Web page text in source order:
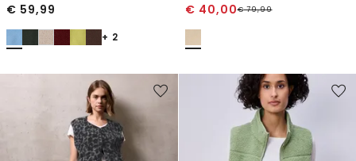
€ 59,99
+ 2
€ 40,00€79,99